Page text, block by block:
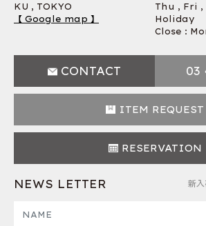
KU , TOKYO
【 Google map 】
Thu , Fri ,
Holiday
Close :
CONTACT 03
ITEM REQUEST
RESERVATION
NEWS LETTER 新